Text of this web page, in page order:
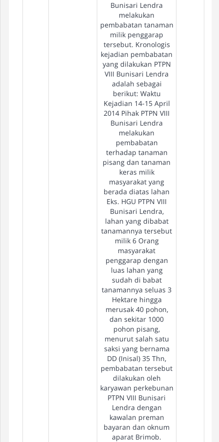
Bunisari Lendra
melakukan
pembabatan tanaman
milik penggarap
tersebut. Kronologis
kejadian pembabatan
yang dilakukan PTPN
VIII Bunisari Lendra
adalah sebagai
berikut: Waktu
Kejadian 14-15 April
2014 Pihak PTPN VIII
Bunisari Lendra
melakukan
pembabatan
terhadap tanaman
pisang dan tanaman
keras milik
masyarakat yang
berada diatas lahan
Eks. HGU PTPN VIII
Bunisari Lendra,
lahan yang dibabat
tanamannya tersebut
milik 6 Orang
masyarakat
penggarap dengan
luas lahan yang
sudah di babat
tanamannya seluas 3
Hektare hingga
merusak 40 pohon,
dan sekitar 1000
pohon pisang,
menurut salah satu
saksi yang bernama
DD (Inisal) 35 Thn,
pembabatan tersebut
dilakukan oleh
karyawan perkebunan
PTPN VIII Bunisari
Lendra dengan
kawalan preman
bayaran dan oknum
aparat Brimob.